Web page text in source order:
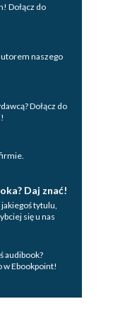
Dołącz do
naszego
Dołącz do
Daj znać!
tytulu,
się u nas
audibook?
w Ebookpoint!